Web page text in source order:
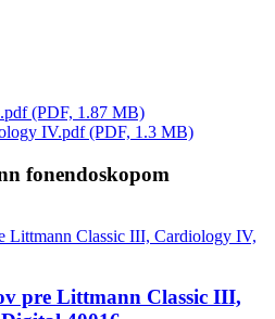
(PDF, 1.87 MB)
IV.pdf (PDF, 1.3 MB)
fonendoskopom
pre Littmann Classic III,